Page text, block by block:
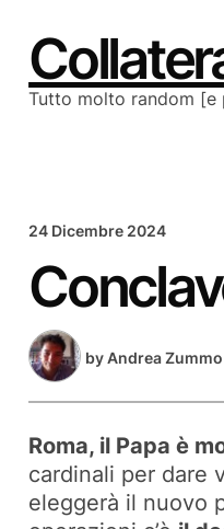
contenuto
Tutto molto random [e
24 Dicembre 2024
by Andrea Zummo
Roma, il Papa è
cardinali per dare
eleggerà il nuovo